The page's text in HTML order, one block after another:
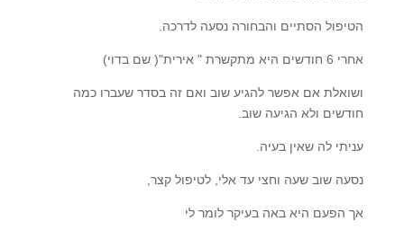
הטיפול הסתיים והבחורה נסעה לדרכה.
אחרי 6 חודשים היא מתקשרת " אירית"( שם בדוי)
ושואלת אם אפשר להגיע שוב ואם זה בסדר שעברו כמה
חודשים ולא הגיעה שוב.
עניתי לה שאין בעיה.
נסעה שוב שעה וחצי עד אלי, לטיפול קצר,
אך הפעם היא באה בעיקר לומר לי